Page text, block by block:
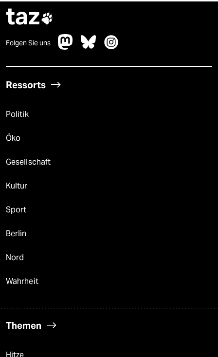
taz
Folgen Sie uns
Ressorts
Politik
Öko
Gesellschaft
Kultur
Sport
Berlin
Nord
Wahrheit
Themen
Hitze